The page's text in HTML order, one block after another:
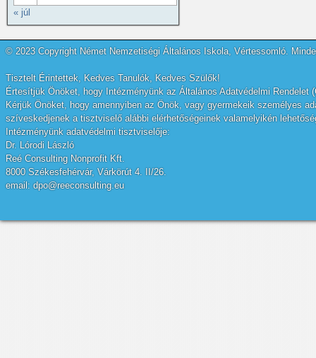
« júl
© 2023 Copyright Német Nemzetiségi Általános Iskola, Vértessomló.
Tisztelt Érintettek, Kedves Tanulók, Kedves Szülők!
Értesítjük Önöket, hogy Intézményünk az Általános Adatvédelmi
Kérjük Önöket, hogy amennyiben az Önök, vagy gyermekeik személyes
szíveskedjenek a tisztviselő alábbi elérhetőségeinek valamelyikén
Intézményünk adatvédelmi tisztviselője:
Dr. Lórodi László
Reé Consulting Nonprofit Kft.
8000 Székesfehérvár, Várkörút 4. II/26.
email: dpo@reeconsulting.eu